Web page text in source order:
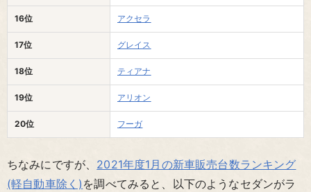
16位 アクセラ
17位 グレイス
18位 ティアナ
19位 アリオン
20位 フーガ
ちなみにですが、 2021年度1月の新車販売台数ランキング
(軽自動車除く) を調べてみると、以下のようなセダンがラ